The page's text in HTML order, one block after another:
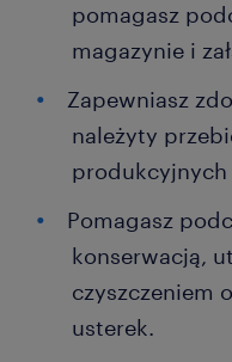
pomagasz
magazynie i
Zapewniasz
należyty
Pomagasz
konserwacją,
czyszczeniem
usterek.